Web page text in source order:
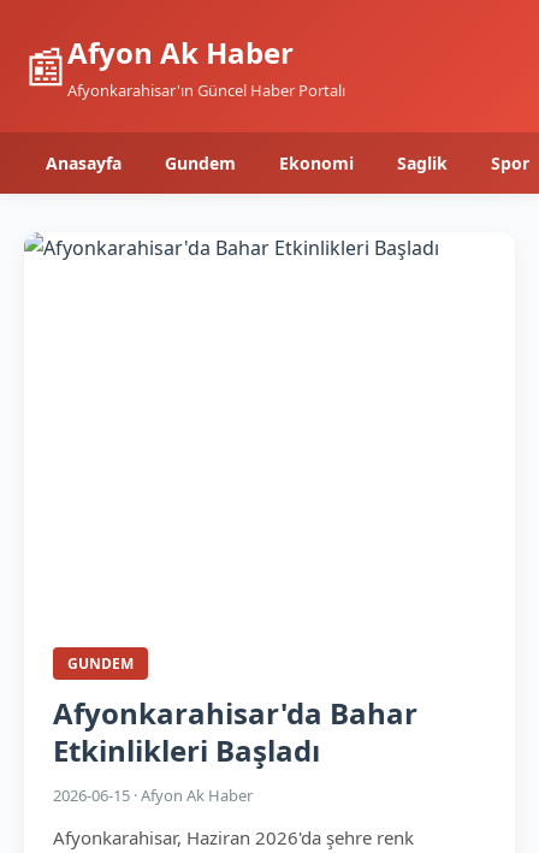
📰Afyon Ak Haber
Afyonkarahisar'ın Güncel Haber Portalı
Anasayfa Gundem Ekonomi Saglik Spor
GUNDEM
Afyonkarahisar'da Bahar
Etkinlikleri Başladı
2026-06-15 · Afyon Ak Haber
Afyonkarahisar, Haziran 2026'da şehre renk